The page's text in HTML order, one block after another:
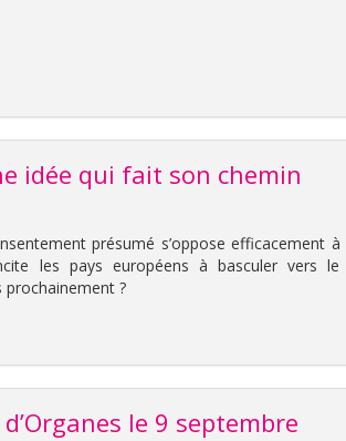
idée qui fait son chemin
présumé s’oppose efficacement à
les pays européens à basculer vers le
prochainement ?
le 9 septembre